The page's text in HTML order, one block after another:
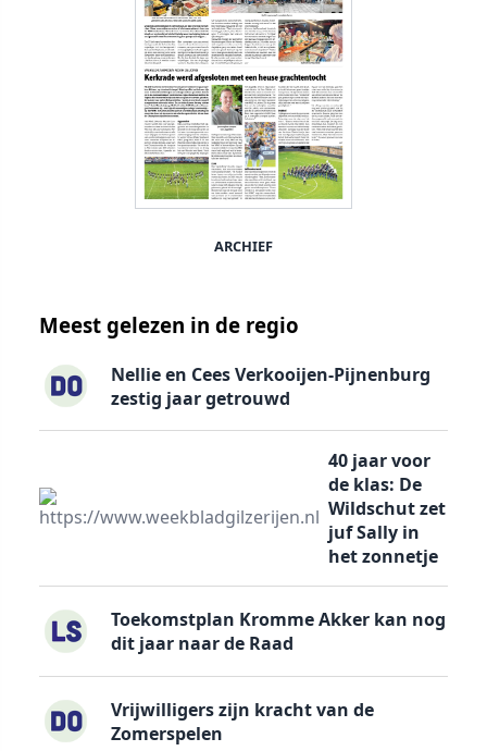
ARCHIEF
Meest gelezen in de regio
Nellie en Cees Verkooijen-Pijnenburg
zestig jaar getrouwd
40 jaar voor
de klas: De
Wildschut zet
juf Sally in
het zonnetje
Toekomstplan Kromme Akker kan nog
dit jaar naar de Raad
Vrijwilligers zijn kracht van de
Zomerspelen